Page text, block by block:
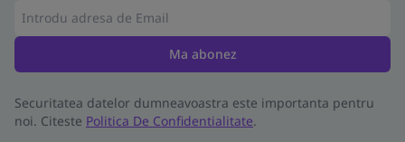
Ma abonez
Securitatea datelor dumneavoastra este importanta pentru
noi. Citeste Politica De Confidentialitate.